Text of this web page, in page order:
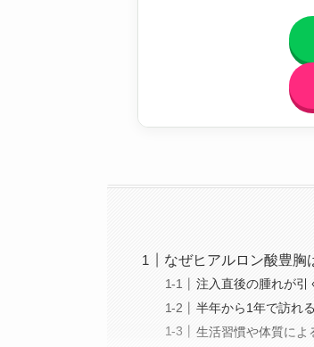
なぜヒアルロン酸豊胸
注入直後の腫れが引
半年から1年で訪れ
生活習慣や体質によ